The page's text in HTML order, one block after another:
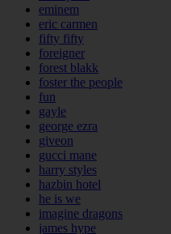
eminem
eric carmen
fifty fifty
foreigner
forest blakk
foster the people
fun
gayle
george ezra
giveon
gucci mane
harry styles
hazbin hotel
he is we
imagine dragons
james hype